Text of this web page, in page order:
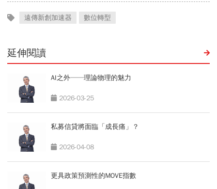
遠傳新創加速器 數位轉型
延伸閱讀
AI之外──理論物理的魅力
2026-03-25
私募信貸將面臨「成長痛」？
2026-04-08
更具政策預測性的MOVE指數